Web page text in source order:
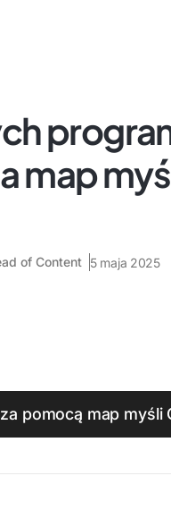
map
of Content 5 maja 2025
pomocą map myśli